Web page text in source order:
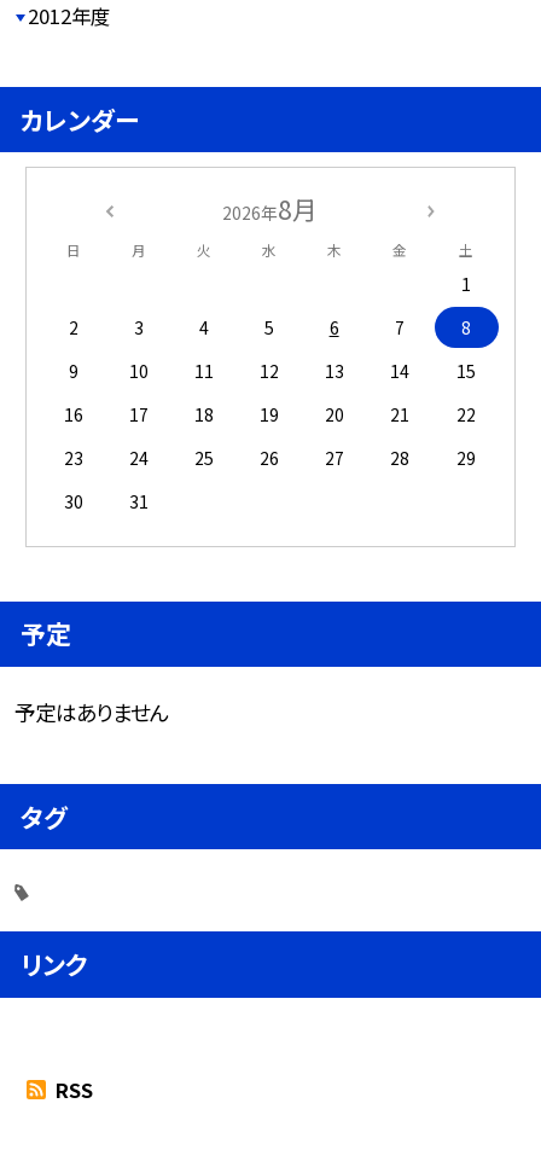
2012年度
カレンダー
2026年8月
日 月 火 水 木 金 土
1
2
3 4 5 6 7
8
9
10 11 12 13 14
15
16
17 18 19 20 21
22
23
24 25 26 27 28
29
30
31
予定
予定はありません
タグ
リンク
RSS